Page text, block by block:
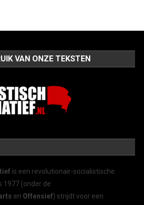
VAN ONZE TEKSTEN
is een revolutionair-socialistische
1977 (onder de
en Offensief) strijdt voor een